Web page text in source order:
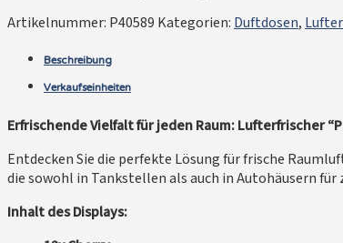
Artikelnummer: P40589 Kategorien: Duftdosen,
Beschreibung
Verkaufseinheiten
Erfrischende Vielfalt für jeden Raum: Lufterfrischer
Entdecken Sie die perfekte Lösung für frische
die sowohl in Tankstellen als auch in Autohäusern für
Inhalt des Displays: